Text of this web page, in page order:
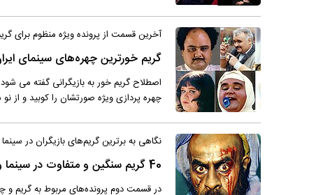
آخرین قسمت از پرونده ویژه منظوم برای
گریم خورترین چهره‌های سینمای
اصطلاح گریم خور به بازیگرانی گفته می
چهره پردازی ویژه صورتشان را کوبید و از
نگاهی به برترین گریم‌های بازیگران در
40 گریم سنگین و متفاوت در سینما و تلویزیون ایران را در ادامه ببینید!
در قسمت دوم پرونده‌های مربوط به گریم و